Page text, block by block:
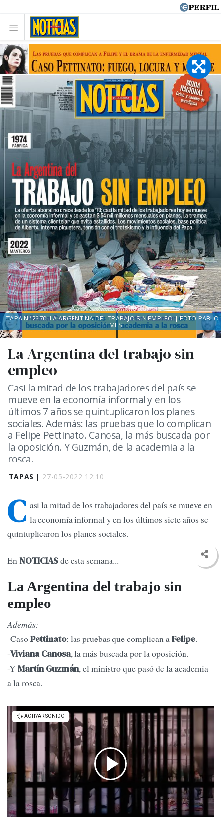
TAPAS | 27-05-2022 12:10
La Argentina del trabajo sin
empleo
Casi la mitad de los trabajadores del país se
mueve en la economía informal y en los
últimos 7 años se quintuplicaron los planes
sociales. Además: las pruebas que lo complican
a Felipe Pettinato. Canosa, la más buscada por
la oposición. Y Guzmán, de la academia a la
rosca.
TAPA Nº 2370: LA ARGENTINA DEL TRABAJO SIN EMPLEO | FOTO:PABLO
TEMES
C asi la mitad de los trabajadores del país se mueve en
la economía informal y en los últimos siete años se
quintuplicaron los planes sociales.
EnNOTICIASde esta semana...
La Argentina del trabajo sin
empleo
Además:
-CasoPettinato: las pruebas que complican aFelipe.
-Viviana Canosa, la más buscada por la oposición.
-YMartín Guzmán, el ministro que pasó de la academia
a la rosca.